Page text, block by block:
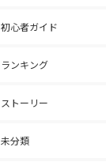
初心者ガイド
ランキング
ストーリー
未分類